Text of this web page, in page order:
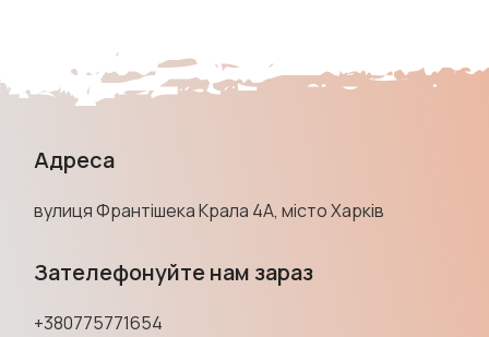
Адреса
вулиця Франтішека Крала 4А, місто Харків
Зателефонуйте нам зараз
+380775771654